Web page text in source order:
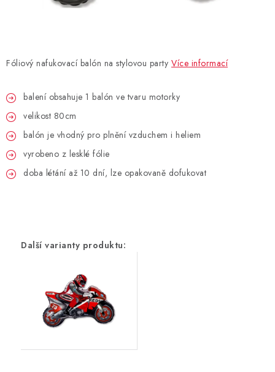
DORTOVÉ SVÍČKY A OZDOBY
DÁRKY
HELIUM NA BALÓNKY
LAMPIONY
OSLAVA PODLE BAREV
STUHY A MAŠLE
SEZÓNNÍ SVÁTKY
VYSTŘELOVACÍ KONFETY
Fóliový nafukovací balón na stylovou party Více informací
balení obsahuje 1 balón ve tvaru motorky
velikost 80cm
balón je vhodný pro plnění vzduchem i heliem
vyrobeno z lesklé fólie
doba létání až 10 dní, lze opakovaně dofukovat